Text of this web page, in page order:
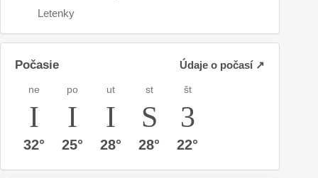
Letenky
Počasie Údaje o počasí ↗
ne
32°
po
25°
ut
28°
st
28°
št
22°